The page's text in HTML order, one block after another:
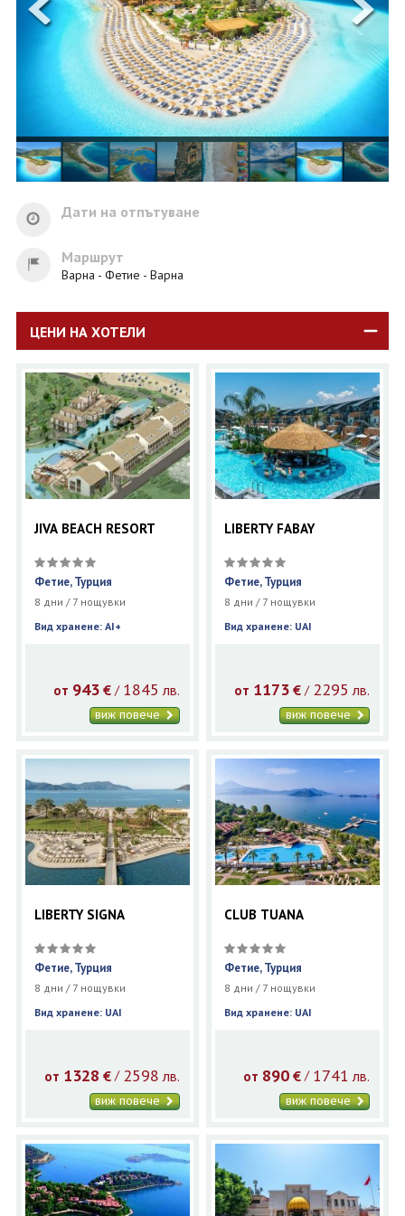
Дати на отпътуване
Маршрут
Варна - Фетие - Варна
ЦЕНИ НА ХОТЕЛИ
JIVA BEACH RESORT
Фетие, Турция
8 дни / 7 нощувки
Вид хранене: AI+
от 943 €/ 1845 лв.
виж повече
LIBERTY FABAY
Фетие, Турция
8 дни / 7 нощувки
Вид хранене: UAI
от 1173 € / 2295 лв.
виж повече
LIBERTY SIGNA
Фетие, Турция
8 дни / 7 нощувки
Вид хранене: UAI
от 1328 €/ 2598 лв.
виж повече
CLUB TUANA
Фетие, Турция
8 дни / 7 нощувки
Вид хранене: UAI
от 890 € / 1741 лв.
виж повече